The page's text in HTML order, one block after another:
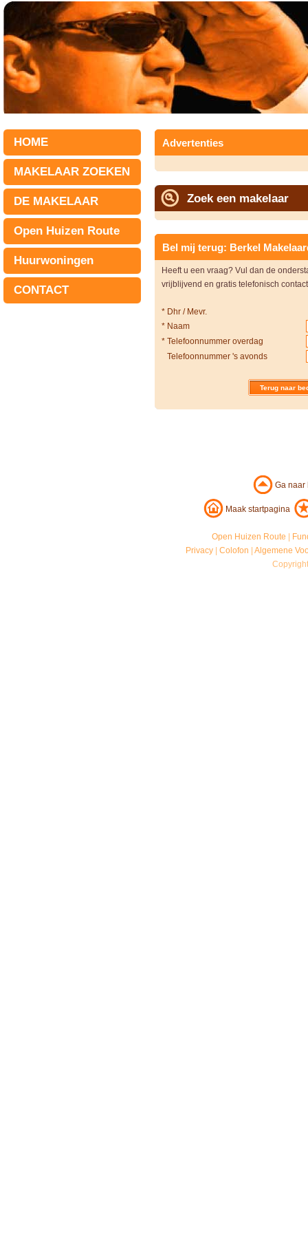
HOME
MAKELAAR ZOEKEN
DE MAKELAAR
Open Huizen Route
Huurwoningen
CONTACT
Advertenties
Zoek een makelaar
Bel mij terug: Berkel
Heeft u een vraag? Vul dan de
vrijblijvend en gratis telefonisch
* Dhr / Mevr.
* Naam
* Telefoonnummer overdag
Telefoonnummer 's avonds
Terug naar
Ga
Maak startpagina
Open Huizen Route
Privacy |Colofon |Algemene